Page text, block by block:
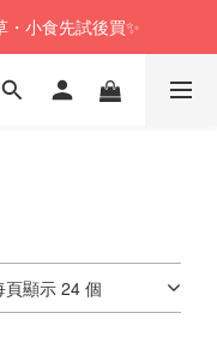
本地包郵📦
小食先試後買✨
地包郵📦
頁顯示 24 個